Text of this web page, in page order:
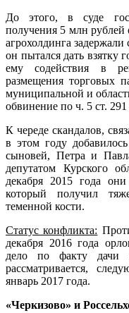
До этого, в суде
получения 5 млн рублей
агрохолдинга
он пытался дать взятку
ему содействия в
размещения торговых
муниципальной и
обвинение по ч. 5 ст.
К череде скандалов,
в этом году
сыновей, Петра и
депутатом Курского
декабря 2015 года
который получил
теменной кости.
Статус конфликта:
декабря 2016 года
дело по факту дачи
рассматривается,
январь 2017 года.
«Черкизово» и